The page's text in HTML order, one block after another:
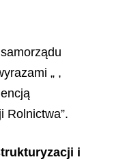
„ ,
Rolnictwa”.
i